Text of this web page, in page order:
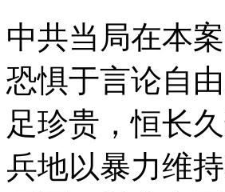
中共当局在本
恐惧于言论自
足珍贵，恒长
兵地以暴力维